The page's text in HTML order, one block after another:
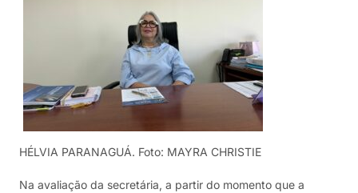
HÉLVIA PARANAGUÁ. Foto: MAYRA CHRISTIE
Na avaliação da secretária, a partir do momento que a